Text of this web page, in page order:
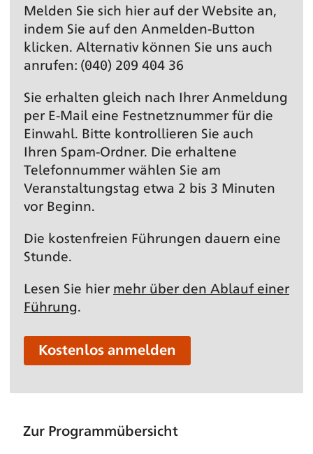
Melden Sie sich hier auf der Website an,
indem Sie auf den Anmelden-Button
klicken. Alternativ können Sie uns auch
anrufen: (040) 209 404 36
Sie erhalten gleich nach Ihrer Anmeldung
per E-Mail eine Festnetz­nummer für die
Einwahl. Bitte kontrollieren Sie auch
Ihren Spam-Ordner. Die erhaltene
Telefonnummer wählen Sie am
Veranstaltungs­tag etwa 2 bis 3 Minuten
vor Beginn.
Die kostenfreien Führungen dauern eine
Stunde.
Lesen Sie hier mehr über den Ablauf einer
Führung.
Kostenlos anmelden
Zur Programmübersicht